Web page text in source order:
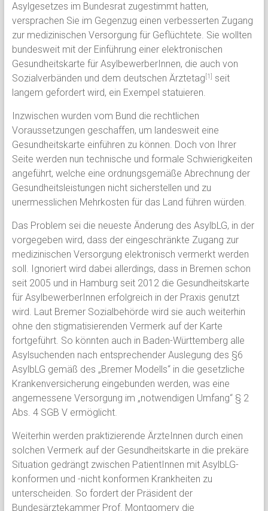
Asylgesetzes im Bundesrat zugestimmt hatten,
versprachen Sie im Gegenzug einen verbesserten Zugang
zur medizinischen Versorgung für Geflüchtete. Sie wollten
bundesweit mit der Einführung einer elektronischen
Gesundheitskarte für AsylbewerberInnen, die auch von
Sozialverbänden und dem deutschen Ärztetag [1]
seit
langem gefordert wird, ein Exempel statuieren.
Inzwischen wurden vom Bund die rechtlichen
Voraussetzungen geschaffen, um landesweit eine
Gesundheitskarte einführen zu können. Doch von Ihrer
Seite werden nun technische und formale Schwierigkeiten
angeführt, welche eine ordnungsgemäße Abrechnung der
Gesundheitsleistungen nicht sicherstellen und zu
unermesslichen Mehrkosten für das Land führen würden.
Das Problem sei die neueste Änderung des AsylbLG, in der
vorgegeben wird, dass der eingeschränkte Zugang zur
medizinischen Versorgung elektronisch vermerkt werden
soll. Ignoriert wird dabei allerdings, dass in Bremen schon
seit 2005 und in Hamburg seit 2012 die Gesundheitskarte
für AsylbewerberInnen erfolgreich in der Praxis genutzt
wird. Laut Bremer Sozialbehörde wird sie auch weiterhin
ohne den stigmatisierenden Vermerk auf der Karte
fortgeführt. So könnten auch in Baden-Württemberg alle
Asylsuchenden nach entsprechender Auslegung des §6
AsylbLG gemäß des „Bremer Modells“ in die gesetzliche
Krankenversicherung eingebunden werden, was eine
angemessene Versorgung im „notwendigen Umfang“ § 2
Abs. 4 SGB V ermöglicht.
Weiterhin werden praktizierende ÄrzteInnen durch einen
solchen Vermerk auf der Gesundheitskarte in die prekäre
Situation gedrängt zwischen PatientInnen mit AsylbLG-
konformen und -nicht konformen Krankheiten zu
unterscheiden. So fordert der Präsident der
Bundesärztekammer Prof. Montgomery die